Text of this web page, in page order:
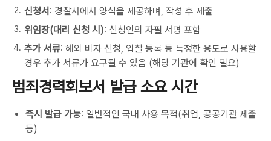
신청서 : 경찰서에서 양식을 제공하며, 작성 후 제출
위임장(대리 신청 시): 신청인의 자필 서명 포함
추가 서류: 해외 비자 신청, 입찰 등록 등 특정한 용도로 사용할
경우 추가 서류가 요구될 수 있음 (해당 기관에 확인 필요)
범죄경력회보서 발급 소요 시간
즉시 발급 가능: 일반적인 국내 사용 목적(취업, 공공기관 제출
등)